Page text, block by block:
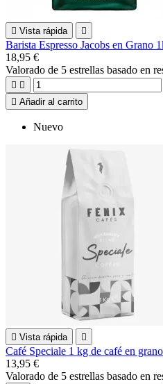
 Vista rápida 
Barista Espresso Jacobs en Grano
18,95 €
Valorado de 5 estrellas basado en
 
 Añadir al carrito
Nuevo
 Vista rápida 
Café Speciale 1 kg de café en
13,95 €
Valorado de 5 estrellas basado en